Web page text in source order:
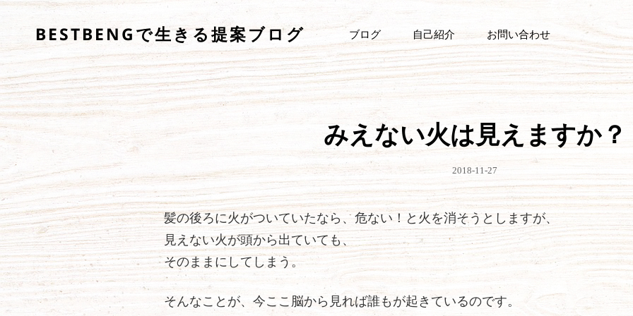
BESTBENGで生きる提案ブログ ブログ 自己紹介 お問い合わせ
みえない火は見えますか？
公
日
2018-11-27
髪の後ろに火がついていたなら、危ない！と火を消そうとしますが、
見えない火が頭から出ていても、
そのままにしてしまう。
そんなことが、今ここ脳から見れば誰もが起きているのです。